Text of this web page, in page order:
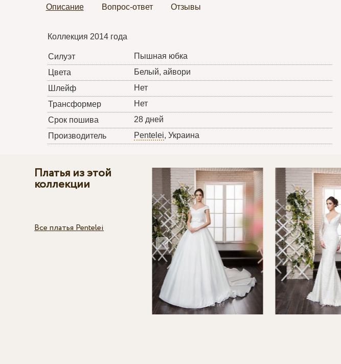
Описание Вопрос-ответ Отзывы
Коллекция 2014 года
Силуэт
Пышная юбка
Цвета
Белый, айвори
Шлейф
Нет
Трансформер
Нет
Срок пошива
28 дней
Производитель
Pentelei, Украина
Платья из этой
коллекции
Все платья Pentelei